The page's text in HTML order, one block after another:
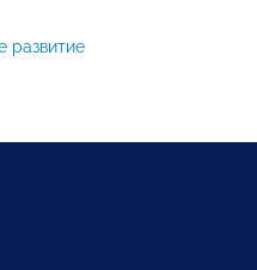
развитие